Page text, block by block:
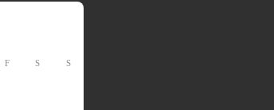
F S S